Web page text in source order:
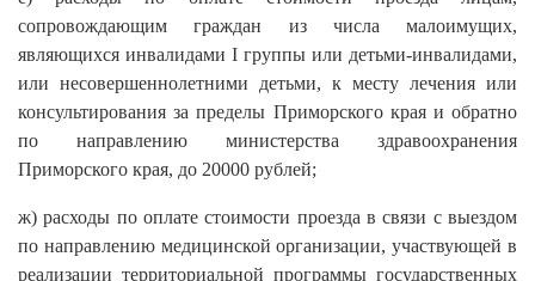
сопровождающим граждан из числа малоимущих,
являющихся инвалидами I группы или детьми-инвалидами,
или несовершеннолетними детьми, к месту лечения или
консультирования за пределы Приморского края и обратно
по направлению министерства здравоохранения
Приморского края, до 20000 рублей;
ж) расходы по оплате стоимости проезда в связи с выездом
по направлению медицинской организации, участвующей в
реализации территориальной программы государственных